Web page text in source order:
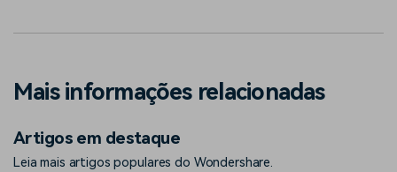
Mais informações relacionadas
Artigos em destaque
Leia mais artigos populares do Wondershare.